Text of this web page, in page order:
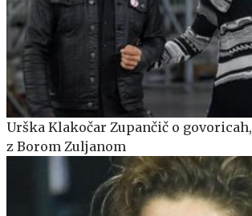
Urška Klakočar Zupančič o
z Borom Zuljanom